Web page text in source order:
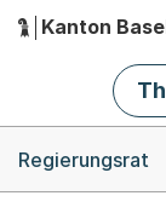
Hauptnavigation
Kanton
Regierungsrat